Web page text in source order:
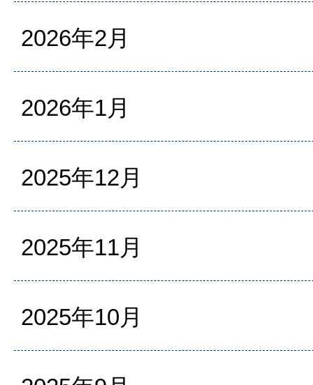
2026年2月
2026年1月
2025年12月
2025年11月
2025年10月